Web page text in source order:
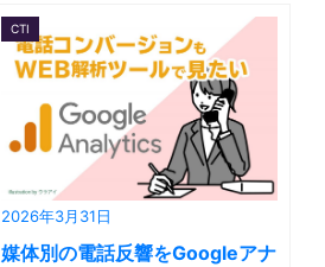
2026年3月31日
CTI
媒体別の電話反響をGoogleアナ